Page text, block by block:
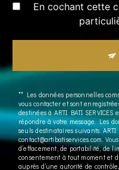
En cochant cette
** Les données personnelles
vous contacter et sont
destinées à ARTI BATI
répondre à votre message. Les
seuls destinataires suivants: ARTI
contact@artibatiservices.com.
d’effacement, de portabilité, de
consentement à tout moment et
auprès d’une autorité de